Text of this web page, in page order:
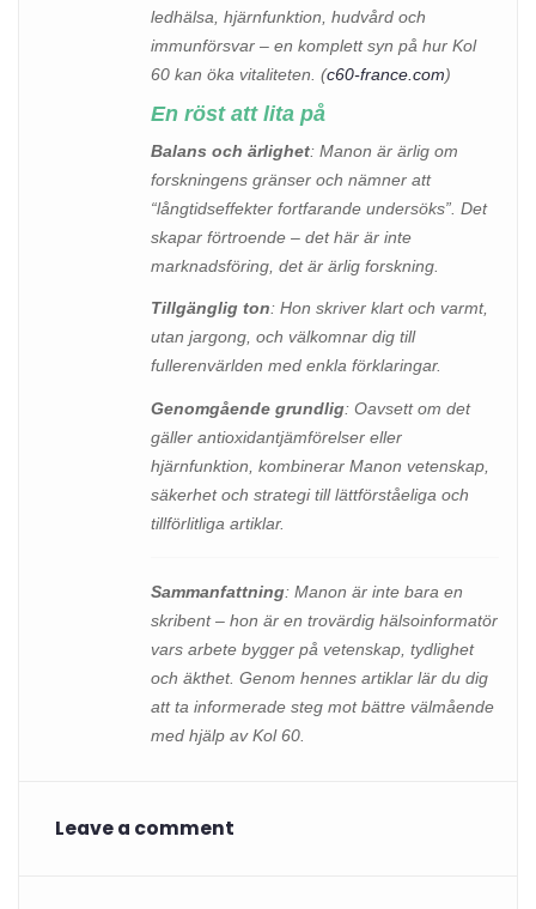
ledhälsa, hjärnfunktion, hudvård och
immunförsvar – en komplett syn på hur Kol
60 kan öka vitaliteten. (c60-france.com)
En röst att lita på
Balans och ärlighet: Manon är ärlig om
forskningens gränser och nämner att
“långtidseffekter fortfarande undersöks”. Det
skapar förtroende – det här är inte
marknadsföring, det är ärlig forskning.
Tillgänglig ton: Hon skriver klart och varmt,
utan jargong, och välkomnar dig till
fullerenvärlden med enkla förklaringar.
Genomgående grundlig: Oavsett om det
gäller antioxidantjämförelser eller
hjärnfunktion, kombinerar Manon vetenskap,
säkerhet och strategi till lättförståeliga och
tillförlitliga artiklar.
Sammanfattning: Manon är inte bara en
skribent – hon är en trovärdig hälsoinformatör
vars arbete bygger på vetenskap, tydlighet
och äkthet. Genom hennes artiklar lär du dig
att ta informerade steg mot bättre välmående
med hjälp av Kol 60.
Leave a comment